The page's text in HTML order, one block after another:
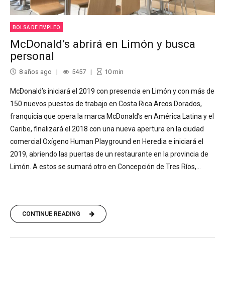
BOLSA DE EMPLEO
McDonald’s abrirá en Limón y busca
personal
8 años ago 5457 10min
McDonald’s iniciará el 2019 con presencia en Limón y con más de
150 nuevos puestos de trabajo en Costa Rica Arcos Dorados,
franquicia que opera la marca McDonald’s en América Latina y el
Caribe, finalizará el 2018 con una nueva apertura en la ciudad
comercial Oxígeno Human Playground en Heredia e iniciará el
2019, abriendo las puertas de un restaurante en la provincia de
Limón. A estos se sumará otro en Concepción de Tres Ríos,...
CONTINUE READING